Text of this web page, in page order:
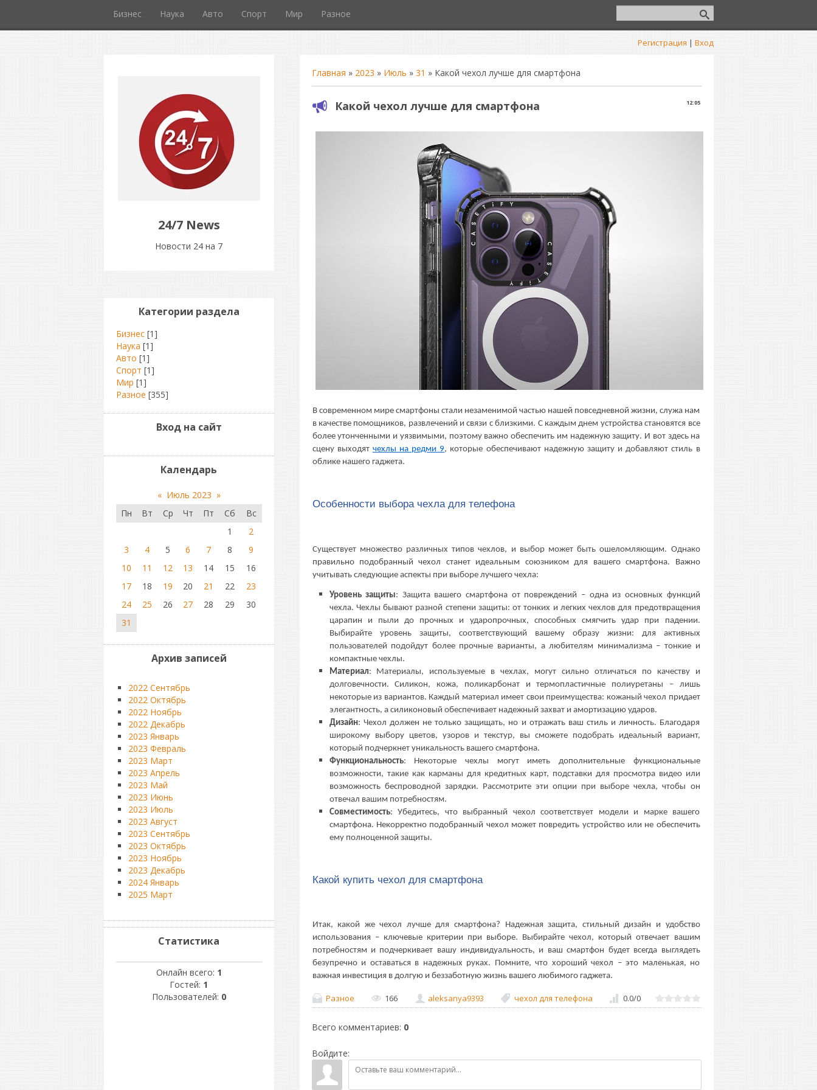
Бизнес Наука Авто Спорт Мир Разное
Регистрация | Вход
24/7 News
Новости 24 на 7
Главная » 2023 » Июль » 31 » Какой чехол лучше для смартфона
12:05
Какой чехол лучше для смартфона
В современном мире смартфоны стали незаменимой частью нашей повседневной жизни, служа нам
в качестве помощников, развлечений и связи с близкими. С каждым днем устройства становятся все
более утонченными и уязвимыми, поэтому важно обеспечить им надежную защиту. И вот здесь на
сцену выходят чехлы на редми 9, которые обеспечивают надежную защиту и добавляют стиль в
облике нашего гаджета.
Особенности выбора чехла для телефона
Существует множество различных типов чехлов, и выбор может быть ошеломляющим. Однако
правильно подобранный чехол станет идеальным союзником для вашего смартфона. Важно
учитывать следующие аспекты при выборе лучшего чехла:
Уровень защиты: Защита вашего смартфона от повреждений – одна из основных функций
чехла. Чехлы бывают разной степени защиты: от тонких и легких чехлов для предотвращения
царапин и пыли до прочных и ударопрочных, способных смягчить удар при падении.
Выбирайте уровень защиты, соответствующий вашему образу жизни: для активных
пользователей подойдут более прочные варианты, а любителям минимализма – тонкие и
компактные чехлы.
Материал: Материалы, используемые в чехлах, могут сильно отличаться по качеству и
долговечности. Силикон, кожа, поликарбонат и термопластичные полиуретаны – лишь
некоторые из вариантов. Каждый материал имеет свои преимущества: кожаный чехол придает
элегантность, а силиконовый обеспечивает надежный захват и амортизацию ударов.
Дизайн: Чехол должен не только защищать, но и отражать ваш стиль и личность. Благодаря
широкому выбору цветов, узоров и текстур, вы сможете подобрать идеальный вариант,
который подчеркнет уникальность вашего смартфона.
Функциональность: Некоторые чехлы могут иметь дополнительные функциональные
возможности, такие как карманы для кредитных карт, подставки для просмотра видео или
возможность беспроводной зарядки. Рассмотрите эти опции при выборе чехла, чтобы он
отвечал вашим потребностям.
Совместимость: Убедитесь, что выбранный чехол соответствует модели и марке вашего
смартфона. Некорректно подобранный чехол может повредить устройство или не обеспечить
ему полноценной защиты.
Какой купить чехол для смартфона
Итак, какой же чехол лучше для смартфона? Надежная защита, стильный дизайн и удобство
использования – ключевые критерии при выборе. Выбирайте чехол, который отвечает вашим
потребностям и подчеркивает вашу индивидуальность, и ваш смартфон будет всегда выглядеть
безупречно и оставаться в надежных руках. Помните, что хороший чехол – это маленькая, но
важная инвестиция в долгую и беззаботную жизнь вашего любимого гаджета.
Разное 166 aleksanya9393 чехол для телефона 0.0/0
Всего комментариев: 0
Войдите:
Категории раздела
Бизнес [1]
Наука [1]
Авто [1]
Спорт [1]
Мир [1]
Разное [355]
Вход на сайт
Календарь
« Июль 2023 »
Пн
Вт Ср Чт Пт Сб
Вс
1
2
3
4 5 6 7 8
9
10
11 12 13 14 15
16
17
18 19 20 21 22
23
24
25 26 27 28 29
30
31
Архив записей
2022 Сентябрь
2022 Октябрь
2022 Ноябрь
2022 Декабрь
2023 Январь
2023 Февраль
2023 Март
2023 Апрель
2023 Май
2023 Июнь
2023 Июль
2023 Август
2023 Сентябрь
2023 Октябрь
2023 Ноябрь
2023 Декабрь
2024 Январь
2025 Март
Статистика
Онлайн всего: 1
Гостей: 1
Пользователей: 0